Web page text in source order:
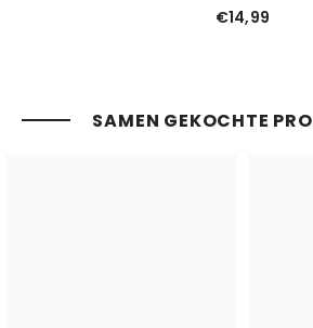
€14,99
SAMEN GEKOCHTE